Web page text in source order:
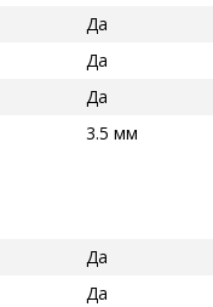
Да
Да
Да
3.5 мм
Да
Да